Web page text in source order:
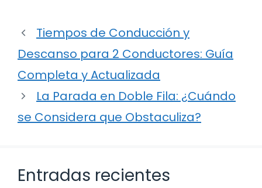
Tiempos de Conducción y
Descanso para 2 Conductores: Guía
Completa y Actualizada
La Parada en Doble Fila: ¿Cuándo
se Considera que Obstaculiza?
Entradas recientes